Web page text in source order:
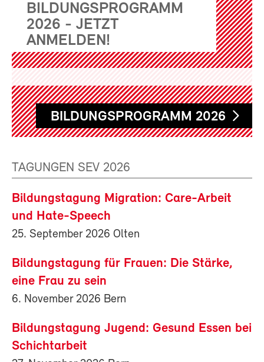
BILDUNGSPROGRAMM
2026 - JETZT
ANMELDEN!
BILDUNGSPROGRAMM 2026
TAGUNGEN SEV 2026
Bildungstagung Migration: Care-Arbeit
und Hate-Speech
25. September 2026 Olten
Bildungstagung für Frauen: Die Stärke,
eine Frau zu sein
6. November 2026 Bern
Bildungstagung Jugend: Gesund Essen bei
Schichtarbeit